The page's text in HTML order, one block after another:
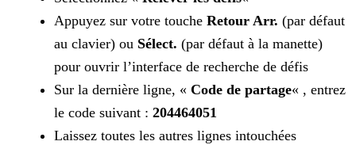
Appuyez sur votre touche Retour Arr. (par défaut
au clavier) ou Sélect. (par défaut à la manette)
pour ouvrir l’interface de recherche de défis
Sur la dernière ligne, « Code de partage« , entrez
le code suivant : 204464051
Laissez toutes les autres lignes intouchées